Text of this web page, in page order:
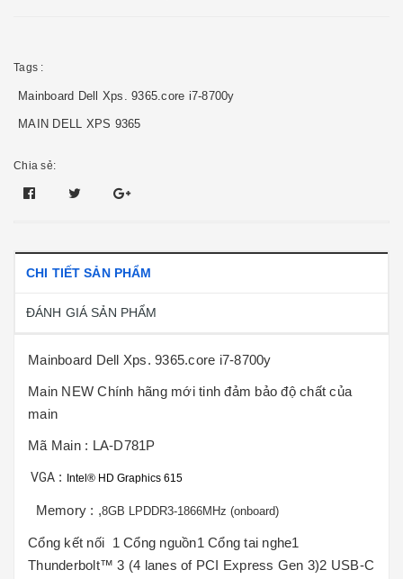
Tags :
Mainboard Dell Xps. 9365.core i7-8700y
MAIN DELL XPS 9365
Chia sẻ:
CHI TIẾT SẢN PHẨM
ĐÁNH GIÁ SẢN PHẨM
Mainboard Dell Xps. 9365.core i7-8700y
Main NEW Chính hãng mới tinh đảm bảo độ chất của
main
Mã Main : LA-D781P
VGA : Intel® HD Graphics 615
Memory : ,8GB LPDDR3-1866MHz (onboard)
Cổng kết nối 1 Cổng nguồn1 Cổng tai nghe1
Thunderbolt™ 3 (4 lanes of PCI Express Gen 3)2 USB-C